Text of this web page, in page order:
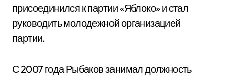
присоединился к партии «Яблоко» и стал
руководить молодежной организацией
партии.
С 2007 года Рыбаков занимал должность